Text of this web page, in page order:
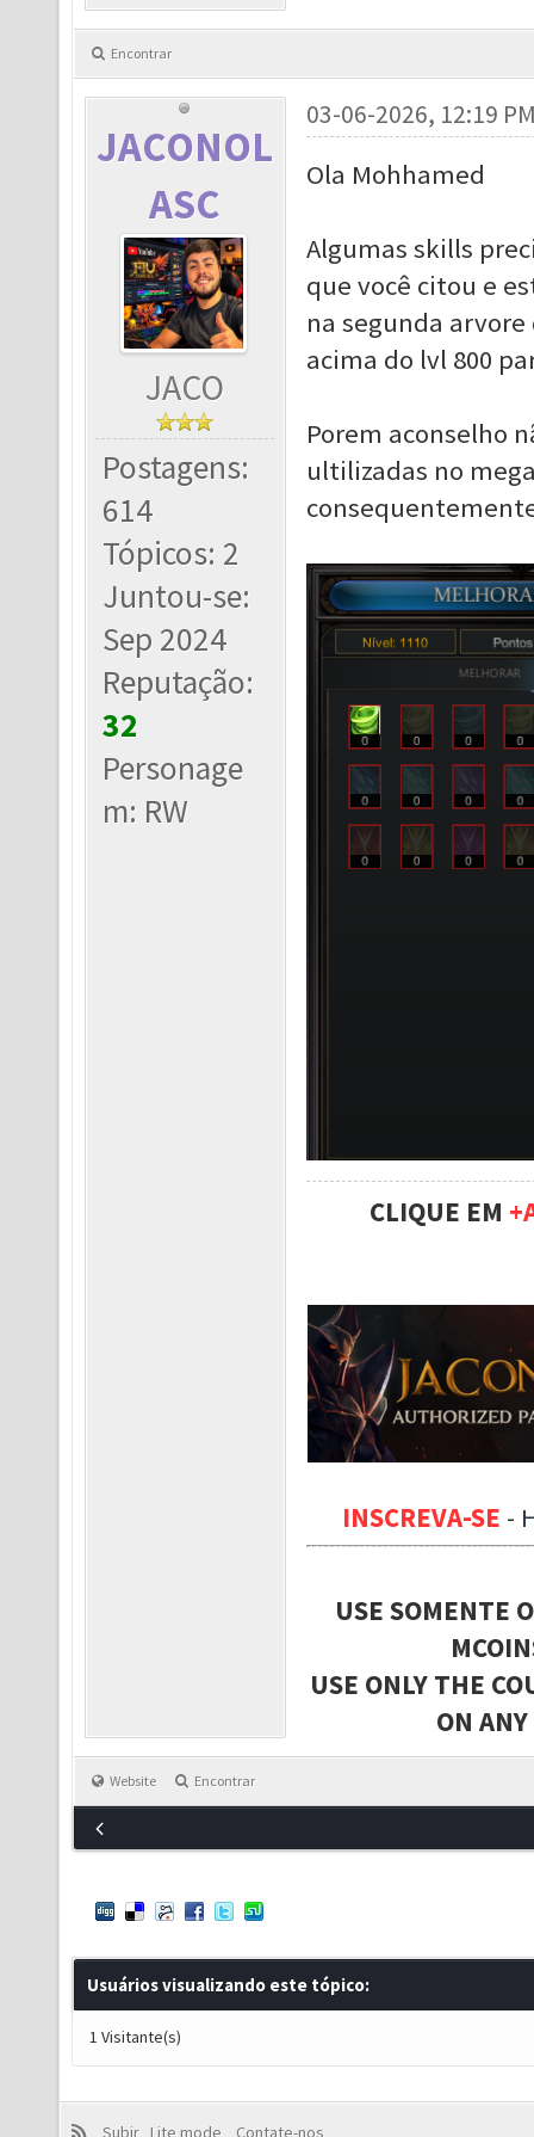
Encontrar
JACONOL
ASC
JACO
Postagens:
614
Tópicos: 2
Juntou-se:
Sep 2024
Reputação:
32
Personage
m: RW
03-06-2026, 12:19
Ola Mohhamed
Algumas skills
que você citou e
na segunda
acima do lvl 800
Porem aconselho
ultilizadas no
CLIQUE EM
INSCREVA-SE -
USE SOMENTE
USE ONLY THE
ON
Website Encontrar
Usuários visualizando este tópico:
1 Visitante(s)
Subir Lite mode Contate-nos